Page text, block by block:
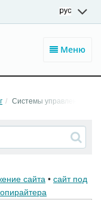
Меню
Системы управления
сайта • сайт под